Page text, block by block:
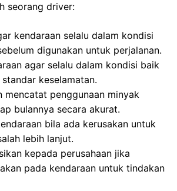
seorang driver:
kendaraan selalu dalam kondisi
digunakan untuk perjalanan.
agar selalu dalam kondisi baik
keselamatan.
mencatat penggunaan minyak
bulannya secara akurat.
bila ada kerusakan untuk
lebih lanjut.
kepada perusahaan jika
pada kendaraan untuk tindakan